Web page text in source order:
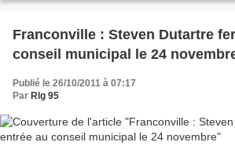
Franconville : Steven Dutartre
conseil municipal le 24
Publié le 26/10/2011 à 07:17
Par Rlg 95